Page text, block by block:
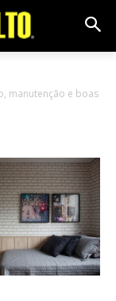
manutenção e boas